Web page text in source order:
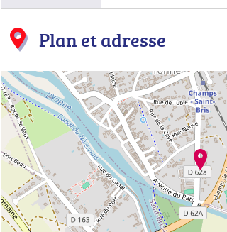
Plan et adresse